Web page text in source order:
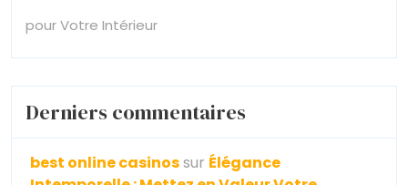
pour Votre Intérieur
Derniers commentaires
best online casinossur Élégance